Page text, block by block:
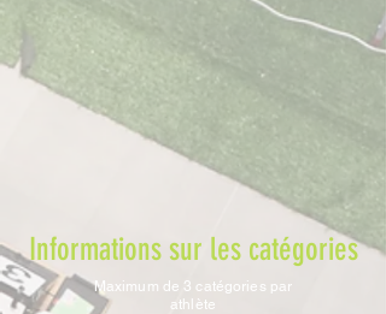
Informations sur les catégories
Maximum de 3 catégories par
athlète